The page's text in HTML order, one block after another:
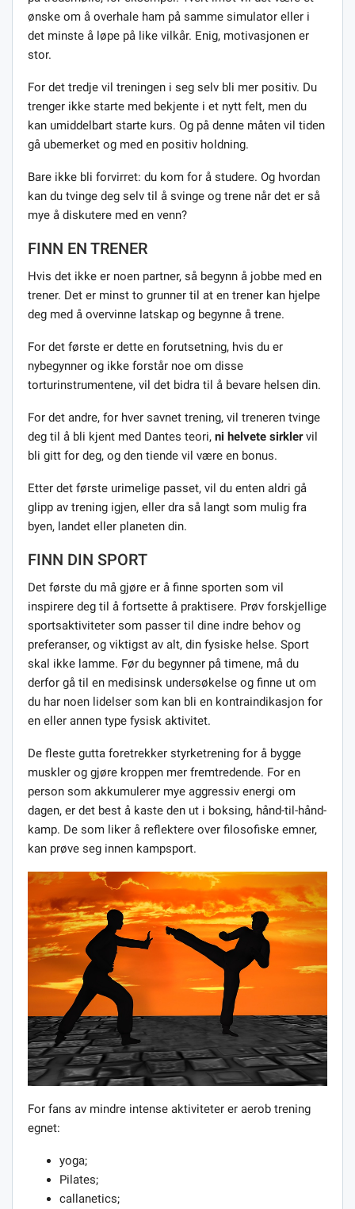
ønske om å overhale ham på samme simulator eller i
det minste å løpe på like vilkår. Enig, motivasjonen er
stor.
For det tredje vil treningen i seg selv bli mer positiv. Du
trenger ikke starte med bekjente i et nytt felt, men du
kan umiddelbart starte kurs. Og på denne måten vil tiden
gå ubemerket og med en positiv holdning.
Bare ikke bli forvirret: du kom for å studere. Og hvordan
kan du tvinge deg selv til å svinge og trene når det er så
mye å diskutere med en venn?
FINN EN TRENER
Hvis det ikke er noen partner, så begynn å jobbe med en
trener. Det er minst to grunner til at en trener kan hjelpe
deg med å overvinne latskap og begynne å trene.
For det første er dette en forutsetning, hvis du er
nybegynner og ikke forstår noe om disse
torturinstrumentene, vil det bidra til å bevare helsen din.
For det andre, for hver savnet trening, vil treneren tvinge
deg til å bli kjent med Dantes teori, ni helvete sirklervil
bli gitt for deg, og den tiende vil være en bonus.
Etter det første urimelige passet, vil du enten aldri gå
glipp av trening igjen, eller dra så langt som mulig fra
byen, landet eller planeten din.
FINN DIN SPORT
Det første du må gjøre er å finne sporten som vil
inspirere deg til å fortsette å praktisere. Prøv forskjellige
sportsaktiviteter som passer til dine indre behov og
preferanser, og viktigst av alt, din fysiske helse. Sport
skal ikke lamme. Før du begynner på timene, må du
derfor gå til en medisinsk undersøkelse og finne ut om
du har noen lidelser som kan bli en kontraindikasjon for
en eller annen type fysisk aktivitet.
De fleste gutta foretrekker styrketrening for å bygge
muskler og gjøre kroppen mer fremtredende. For en
person som akkumulerer mye aggressiv energi om
dagen, er det best å kaste den ut i boksing, hånd-til-hånd-
kamp. De som liker å reflektere over filosofiske emner,
kan prøve seg innen kampsport.
For fans av mindre intense aktiviteter er aerob trening
egnet:
yoga;
Pilates;
callanetics;